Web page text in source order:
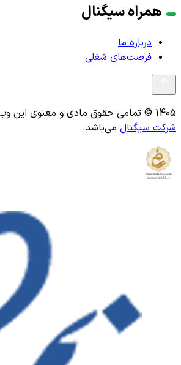
همراه سیگنال
درباره ما
فرصت‌های شغلی
1405 © تمامی حقوق مادی و معنوی این وب‌سایت متعلق به
شرکت سیگنال می‌باشد.